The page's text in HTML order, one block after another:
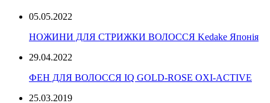
05.05.2022
НОЖИНИ ДЛЯ СТРИЖКИ ВОЛОССЯ Kedake Японія
29.04.2022
ФЕН ДЛЯ ВОЛОССЯ IQ GOLD-ROSE OXI-ACTIVE
25.03.2019